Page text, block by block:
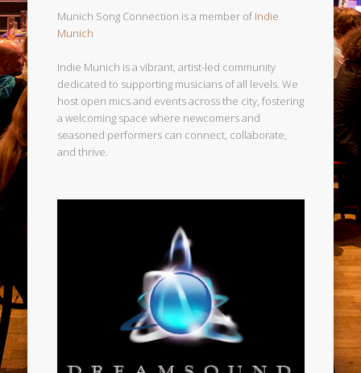
Munich Song Connection is a member ofIndie
Munich
Indie Munich is a vibrant, artist-led community
dedicated to supporting musicians of all levels. We
host open mics and events across the city, fostering
a welcoming space where newcomers and
seasoned performers can connect, collaborate,
and thrive.